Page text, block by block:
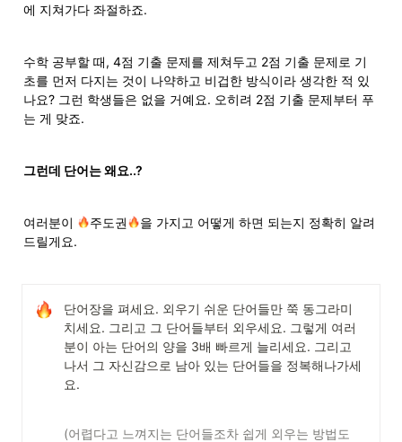
에 지쳐가다 좌절하죠.
수학 공부할 때, 4점 기출 문제를 제쳐두고 2점 기출 문제로 기
초를 먼저 다지는 것이 나약하고 비겁한 방식이라 생각한 적 있
나요? 그런 학생들은 없을 거예요. 오히려 2점 기출 문제부터 푸
는 게 맞죠.
그런데 단어는 왜요..?
여러분이 주도권
을 가지고 어떻게 하면 되는지 정확히 알려
드릴게요.
단어장을 펴세요. 외우기 쉬운 단어들만 쭉 동그라미
치세요. 그리고 그 단어들부터 외우세요. 그렇게 여러
분이 아는 단어의 양을 3배 빠르게 늘리세요. 그리고
나서 그 자신감으로 남아 있는 단어들을 정복해나가세
요.
(어렵다고 느껴지는 단어들조차 쉽게 외우는 방법도